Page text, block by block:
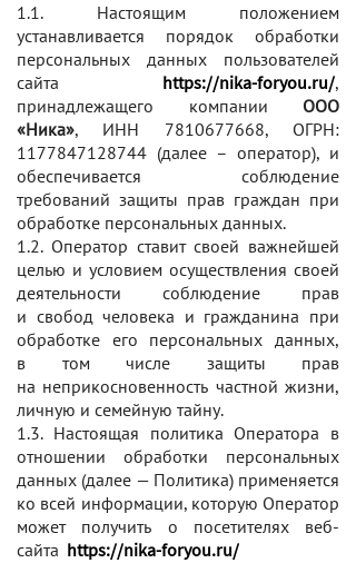
1.1. Настоящим положением
устанавливается порядок обработки
персональных данных пользователей
сайта
https://nika-foryou.ru/,
принадлежащего компании ООО
«Ника», ИНН 7810677668, ОГРН:
1177847128744 (далее – оператор), и
обеспечивается соблюдение
требований защиты прав граждан при
обработке персональных данных.
1.2. Оператор ставит своей важнейшей
целью и условием осуществления своей
деятельности соблюдение прав
и свобод человека и гражданина при
обработке его персональных данных,
в том числе защиты прав
на неприкосновенность частной жизни,
личную и семейную тайну.
1.3. Настоящая политика Оператора в
отношении обработки персональных
данных (далее — Политика) применяется
ко всей информации, которую Оператор
может получить о посетителях веб-
сайта https://nika-foryou.ru/